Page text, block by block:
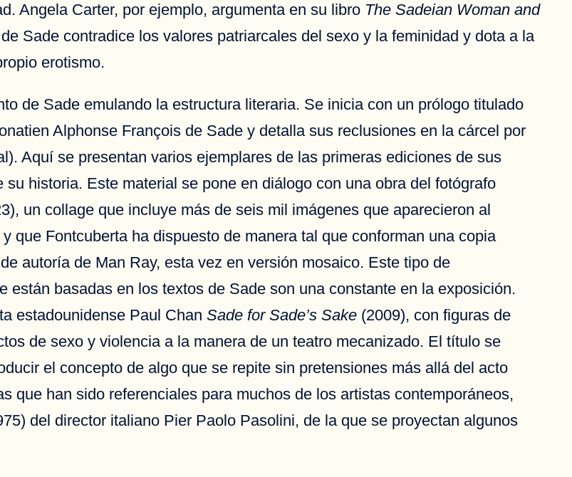
Angela Carter, por ejemplo, argumenta en su libro The Sadeian Woman and
Sade contradice los valores patriarcales del sexo y la feminidad y dota a la
erotismo.
de Sade emulando la estructura literaria. Se inicia con un prólogo titulado
Alphonse François de Sade y detalla sus reclusiones en la cárcel por
Aquí se presentan varios ejemplares de las primeras ediciones de sus
historia. Este material se pone en diálogo con una obra del fotógrafo
un collage que incluye más de seis mil imágenes que aparecieron al
que Fontcuberta ha dispuesto de manera tal que conforman una copia
autoría de Man Ray, esta vez en versión mosaico. Este tipo de
están basadas en los textos de Sade son una constante en la exposición.
estadounidense Paul Chan Sade for Sade’s Sake (2009), con figuras de
de sexo y violencia a la manera de un teatro mecanizado. El título se
el concepto de algo que se repite sin pretensiones más allá del acto
que han sido referenciales para muchos de los artistas contemporáneos,
del director italiano Pier Paolo Pasolini, de la que se proyectan algunos